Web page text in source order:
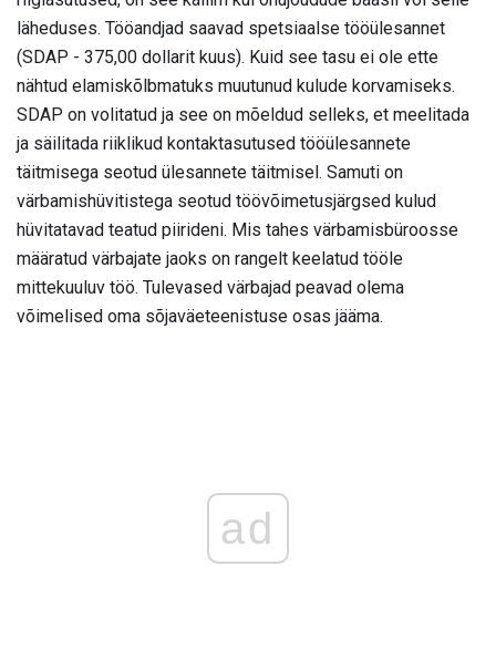
läheduses. Tööandjad saavad spetsiaalse tööülesannet
(SDAP - 375,00 dollarit kuus). Kuid see tasu ei ole ette
nähtud elamiskõlbmatuks muutunud kulude korvamiseks.
SDAP on volitatud ja see on mõeldud selleks, et meelitada
ja säilitada riiklikud kontaktasutused tööülesannete
täitmisega seotud ülesannete täitmisel. Samuti on
värbamishüvitistega seotud töövõimetusjärgsed kulud
hüvitatavad teatud piirideni. Mis tahes värbamisbüroosse
määratud värbajate jaoks on rangelt keelatud tööle
mittekuuluv töö. Tulevased värbajad peavad olema
võimelised oma sõjaväeteenistuse osas jääma.
ad